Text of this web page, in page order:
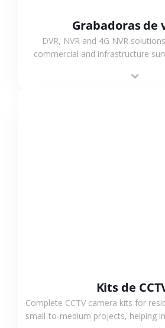
Grabadoras de
DVR, NVR and 4G NVR
commercial and infrastructure
Kits de
Complete CCTV camera kits for
small-to-medium projects, helping